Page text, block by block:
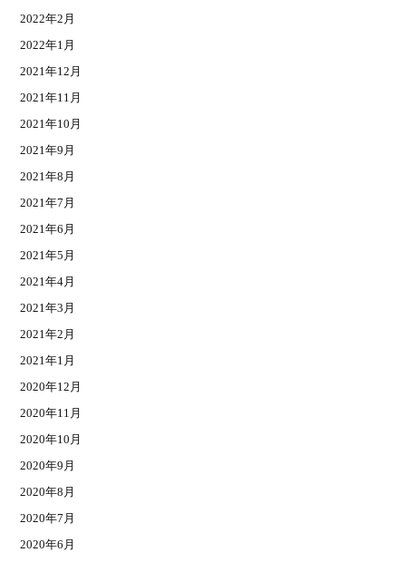
2022年2月
2022年1月
2021年12月
2021年11月
2021年10月
2021年9月
2021年8月
2021年7月
2021年6月
2021年5月
2021年4月
2021年3月
2021年2月
2021年1月
2020年12月
2020年11月
2020年10月
2020年9月
2020年8月
2020年7月
2020年6月